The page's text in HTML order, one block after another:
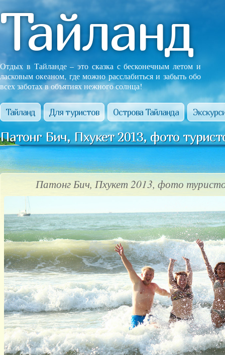
Тайланд
Отдых в Тайланде – это сказка с бесконечным летом и
ласковым океаном, где можно расслабиться и забыть обо
всех заботах в объятиях нежного солнца!
Тайланд Для туристов Острова Тайланда
Патонг Бич, Пхукет 2013, фото
Патонг Бич, Пхукет 2013, фото